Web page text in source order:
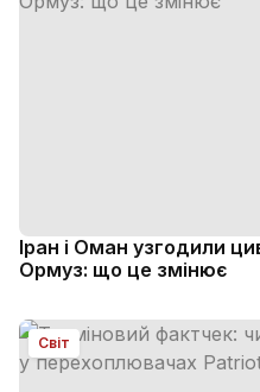
Іран і Оман узгодили
Ормуз: що це змінює
Світ